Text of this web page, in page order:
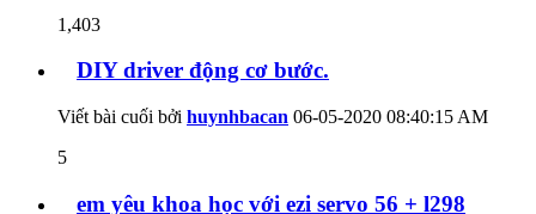
1,403
DIY driver động cơ bước.
Viết bài cuối bởi huynhbacan 06-05-2020 08:40:15 AM
5
em yêu khoa học với ezi servo 56 + l298